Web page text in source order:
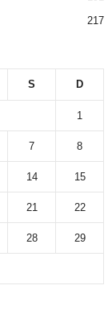
217
S D
1
7 8
14 15
21 22
28 29